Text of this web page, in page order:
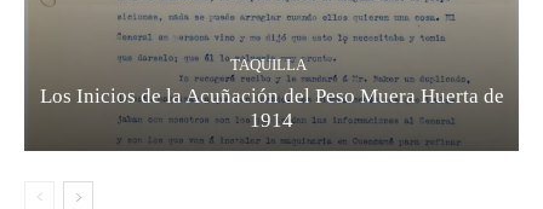
TAQUILLA
Los Inicios de la Acuñación del Peso Muera Huerta de
1914